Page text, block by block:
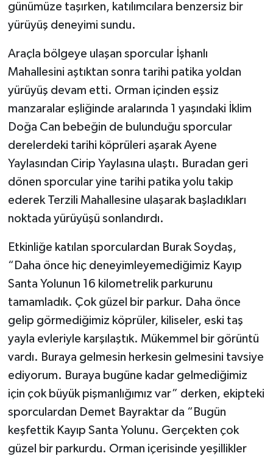
günümüze taşırken, katılımcılara benzersiz bir
yürüyüş deneyimi sundu.
Araçla bölgeye ulaşan sporcular İşhanlı
Mahallesini aştıktan sonra tarihi patika yoldan
yürüyüş devam etti. Orman içinden eşsiz
manzaralar eşliğinde aralarında 1 yaşındaki İklim
Doğa Can bebeğin de bulunduğu sporcular
derelerdeki tarihi köprüleri aşarak Ayene
Yaylasından Cirip Yaylasına ulaştı. Buradan geri
dönen sporcular yine tarihi patika yolu takip
ederek Terzili Mahallesine ulaşarak başladıkları
noktada yürüyüşü sonlandırdı.
Etkinliğe katılan sporculardan Burak Soydaş,
“Daha önce hiç deneyimleyemediğimiz Kayıp
Santa Yolunun 16 kilometrelik parkurunu
tamamladık. Çok güzel bir parkur. Daha önce
gelip görmediğimiz köprüler, kiliseler, eski taş
yayla evleriyle karşılaştık. Mükemmel bir görüntü
vardı. Buraya gelmesin herkesin gelmesini tavsiye
ediyorum. Buraya bugüne kadar gelmediğimiz
için çok büyük pişmanlığımız var” derken, ekipteki
sporculardan Demet Bayraktar da “Bugün
keşfettik Kayıp Santa Yolunu. Gerçekten çok
güzel bir parkurdu. Orman içerisinde yeşillikler